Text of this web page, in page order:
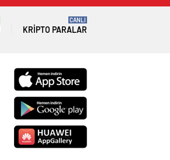
KRIPTO PARALAR
CANLI